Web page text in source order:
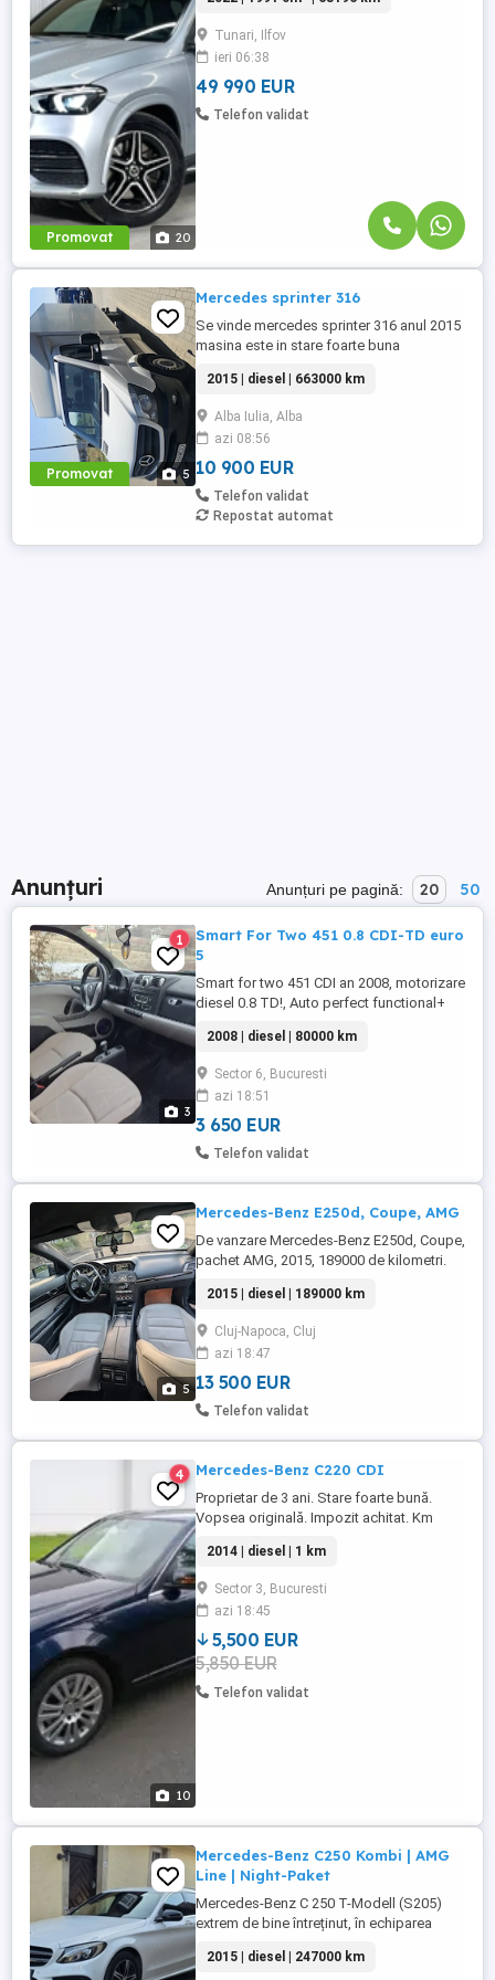
Promovat 20
Aprobare garantata credit pentru
persoane fizice (cu venituri obtinute
inclusiv in afara tarii), persoane ...
Tunari, Ilfov
ieri 06:38
49 990 EUR
Telefon validat
Promovat 5
Mercedes sprinter 316
Se vinde mercedes sprinter 316 anul 2015
masina este in stare foarte buna
2015 | diesel | 663000 km
Alba Iulia, Alba
azi 08:56
10 900 EUR
Telefon validat
Repostat automat
Anunțuri Anunțuri pe pagină: 20 50
3
1
Smart For Two 451 0.8 CDI-TD euro
5
Smart for two 451 CDI an 2008, motorizare
diesel 0.8 TD!, Auto perfect functional+
ce tine de consumabile recent schimbate
filtre, ulei motor Motul 8100+ full sintetic-
viscozitatea corecta dedicat model auto,
pregatita sezon, geamuri electrice, padele
...
2008 | diesel | 80000 km
Sector 6, Bucuresti
azi 18:51
3 650 EUR
Telefon validat
5
Mercedes-Benz E250d, Coupe, AMG
De vanzare Mercedes-Benz E250d, Coupe,
pachet AMG, 2015, 189000 de kilometri.
interior cât si mecanic. Ca si dotari are
scaune de piele, faruri dynamic led
adaptive, lumini de zi led, collision
prevention assist, camera de marșarier,
clima pe doua zone, bluetooth, ...
2015 | diesel | 189000 km
Cluj-Napoca, Cluj
azi 18:47
13 500 EUR
Telefon validat
10
4 Mercedes-Benz C220 CDI
Proprietar de 3 ani. Stare foarte bună.
Vopsea originală. Impozit achitat. Km
WDD2040021A859816 Nu sunt interesat
de niciun fel de schimb!
2014 | diesel | 1 km
Sector 3, Bucuresti
azi 18:45
5,500 EUR
5,850 EUR
Telefon validat
Mercedes-Benz C250 Kombi | AMG
Line | Night-Paket
Mercedes-Benz C 250 T-Modell (S205)
extrem de bine întreținut, în echiparea
exclusivistul Night Package. Autoturismul
2015 | diesel | 247000 km